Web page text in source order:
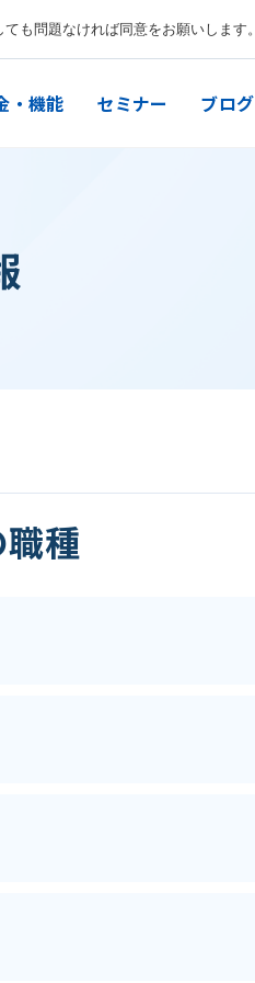
も問題なければ同意をお願いします。
・機能 セミナー ブログ
種